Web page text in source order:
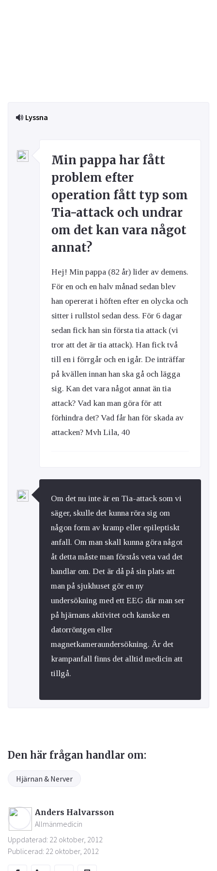
Lyssna
Min pappa har fått
problem efter
operation fått typ som
Tia-attack och undrar
om det kan vara något
annat?
Hej! Min pappa (82 år) lider av demens.
För en och en halv månad sedan blev
han opererat i höften efter en olycka och
sitter i rullstol sedan dess. För 6 dagar
sedan fick han sin första tia attack (vi
tror att det är tia attack). Han fick två
till en i förrgår och en igår. De inträffar
på kvällen innan han ska gå och lägga
sig. Kan det vara något annat än tia
attack? Vad kan man göra för att
förhindra det? Vad får han för skada av
attacken? Mvh Lila, 40
Om det nu inte är en Tia-attack som vi
säger, skulle det kunna röra sig om
någon form av kramp eller epileptiskt
anfall. Om man skall kunna göra något
åt detta måste man förstås veta vad det
handlar om. Det är då på sin plats att
man på sjukhuset gör en ny
undersökning med ett EEG där man ser
på hjärnans aktivitet och kanske en
datorröntgen eller
magnetkameraundersökning. Är det
krampanfall finns det alltid medicin att
tillgå.
Den här frågan handlar om:
Hjärnan & Nerver
Anders Halvarsson
Allmänmedicin
Uppdaterad: 22 oktober, 2012
Publicerad: 22 oktober, 2012